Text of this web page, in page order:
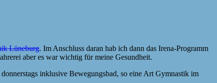
Lüneburg. Im Anschluss daran hab ich dann das Irena-Programm
aber es war wichtig für meine Gesundheit.
inklusive Bewegungsbad, so eine Art Gymnastik im